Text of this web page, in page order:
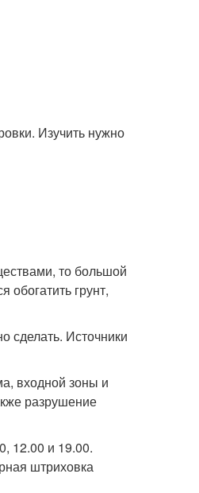
Изучить нужно
то большой
обогатить грунт,
сделать. Источники
входной зоны и
разрушение
12.00 и 19.00.
штриховка